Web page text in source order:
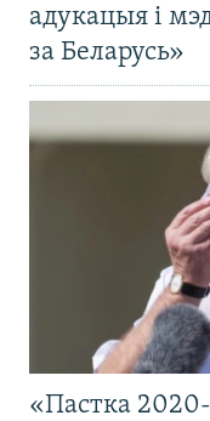
адукацыя і
за Беларусь»
«Пастка